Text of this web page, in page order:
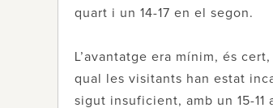
quart i un 14-17 en el segon.
L’avantatge era mínim, és
qual les visitants han estat
sigut insuficient, amb un 15-